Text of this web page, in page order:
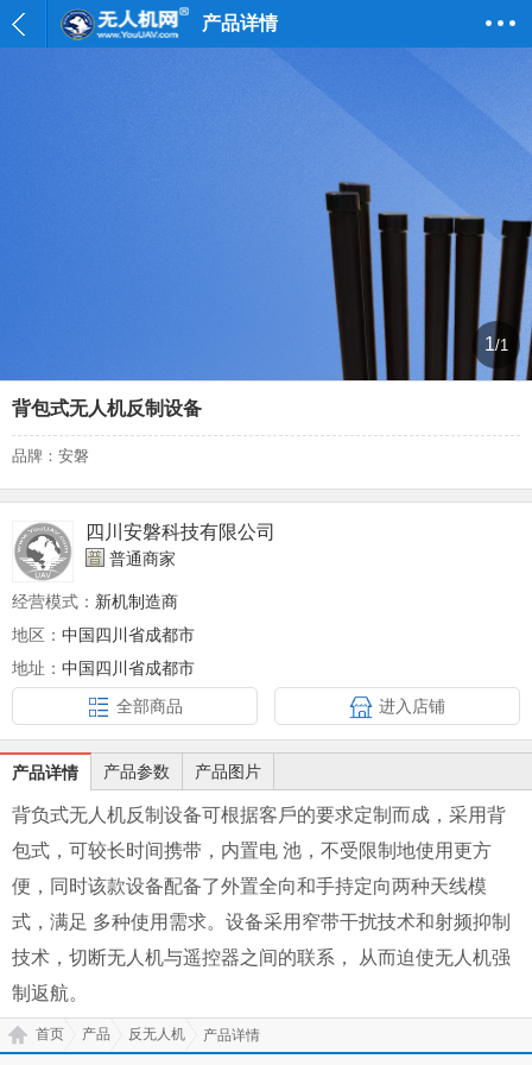
产品详情
1/1
背包式⽆⼈机反制设备
品牌：安磐
四川安磐科技有限公司
普通商家
经营模式： 新机制造商
地区： 中国四川省成都市
地址： 中国四川省成都市
全部商品
进入店铺
产品详情 产品参数 产品图片
背负式⽆⼈机反制设备可根据客⼾的要求定制⽽成，采⽤背
包式，可较⻓时间携带，内置电 池，不受限制地使⽤更⽅
便，同时该款设备配备了外置全向和⼿持定向两种天线模
式，满⾜ 多种使⽤需求。设备采⽤窄带⼲扰技术和射频抑制
技术，切断⽆⼈机与遥控器之间的联系， 从⽽迫使⽆⼈机强
制返航。
首页 产品 反无人机 产品详情